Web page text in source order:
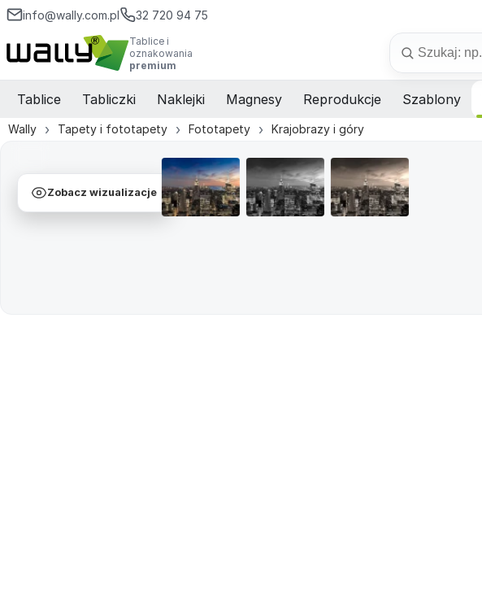
info@wally.com.pl 32 720 94 75
Tablice i
oznakowania
premium
Tablice Tabliczki Naklejki Magnesy Reprodukcje Szablony
Wally Tapety i fototapety Fototapety Krajobrazy i góry
Zobacz wizualizacje